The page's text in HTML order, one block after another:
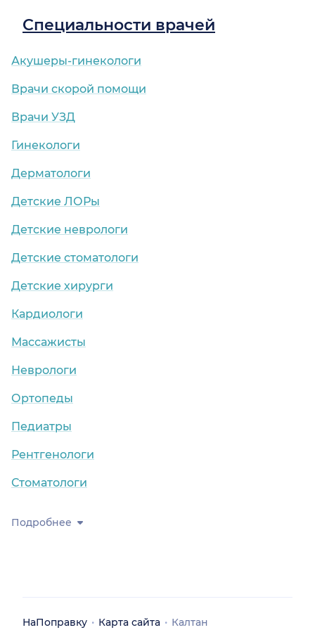
Специальности врачей
Акушеры-гинекологи
Врачи скорой помощи
Врачи УЗД
Гинекологи
Дерматологи
Детские ЛОРы
Детские неврологи
Детские стоматологи
Детские хирурги
Кардиологи
Массажисты
Неврологи
Ортопеды
Педиатры
Рентгенологи
Стоматологи
Подробнее
НаПоправку Карта сайта Калтан